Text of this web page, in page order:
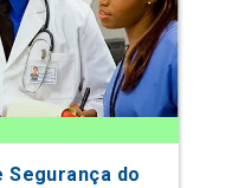
Segurança do